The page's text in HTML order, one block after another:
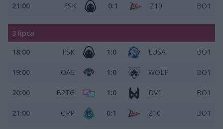
21:00 FSK 0:1 Z10 BO1
3 lipca
18:00
FSK 1:0 LUSA BO1
19:00 OAE 1:0 WOLF BO1
20:00 B2TG 1:0 DV1 BO1
21:00 GRP 0:1 Z10 BO1